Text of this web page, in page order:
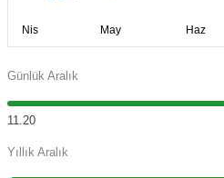
Günlük Aralık
11.20
Yıllık Aralık